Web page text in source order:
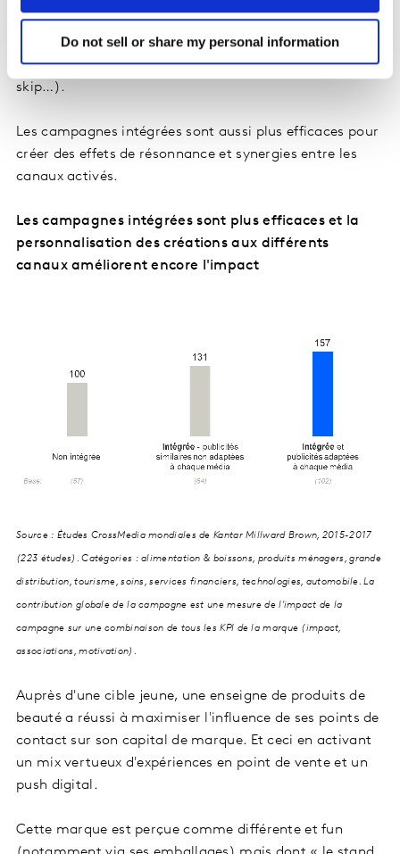
Do not sell or share my personal information
ont montré la nécessité d'adapter les contenus aux
différents environnements de diffusion pour prendre en
compte les spécificités de chacun des supports (mute,
skip…).
Les campagnes intégrées sont aussi plus efficaces pour
créer des effets de résonnance et synergies entre les
canaux activés.
Les campagnes intégrées sont plus efficaces et la
personnalisation des créations aux différents
canaux améliorent encore l'impact
Source : Études CrossMedia mondiales de Kantar Millward Brown, 2015-2017
(223 études). Catégories : alimentation & boissons, produits ménagers, grande
distribution, tourisme, soins, services financiers, technologies, automobile. La
contribution globale de la campagne est une mesure de l'impact de la
campagne sur une combinaison de tous les KPI de la marque (impact,
associations, motivation).
Auprès d'une cible jeune, une enseigne de produits de
beauté a réussi à maximiser l'influence de ses points de
contact sur son capital de marque. Et ceci en activant
un mix vertueux d'expériences en point de vente et un
push digital.
Cette marque est perçue comme différente et fun